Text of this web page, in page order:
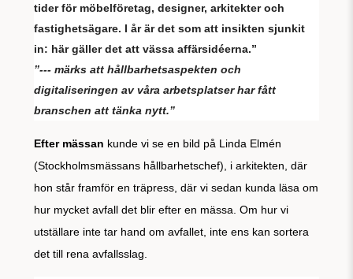
tider för möbelföretag, designer, arkitekter och
fastighetsägare. I år är det som att insikten sjunkit
in: här gäller det att vässa affärsidéerna.”
”--- märks att hållbarhetsaspekten och
digitaliseringen av våra arbetsplatser har fått
branschen att tänka nytt.”
Efter mässan kunde vi se en bild på Linda Elmén
(Stockholmsmässans hållbarhetschef), i arkitekten, där
hon står framför en träpress, där vi sedan kunda läsa om
hur mycket avfall det blir efter en mässa. Om hur vi
utställare inte tar hand om avfallet, inte ens kan sortera
det till rena avfallsslag.